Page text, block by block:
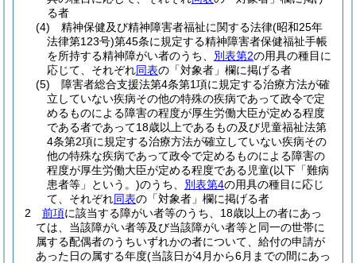
る者
(4)
精神保健及び精神障害者福祉に関する法律(昭和25年
法律第123号)第45条に規定する精神障害者保健福祉手帳
を所持する精神障がい者のうち、 別表第2の用具の種目に
応じて、それぞれ同表の「対象者」欄に掲げる者
(5)
障害者総合支援法第4条第1項に規定する治療方法が確
立していない疾病その他の特殊の疾病であって政令で定
めるものによる障害の程度が厚生労働大臣が定める程度
である者であって18歳以上であるもの及び児童福祉法第
4条第2項に規定する治療方法が確立していない疾病その
他の特殊な疾病であって政令で定めるものによる障害の
程度が厚生労働大臣が定める程度である児童(以下「難病
患者等」という。)のうち、 別表第4の用具の種目に応じ
て、それぞれ同表の「対象者」欄に掲げる者
2
前項に該当する障がい者等のうち、18歳以上の者にあっ
ては、当該障がい者等及び当該障がい者等と同一の世帯に
属する配偶者のうちいずれかの者について、給付の申請が
あった日の属する年度(当該日が4月から6月までの間にあっ